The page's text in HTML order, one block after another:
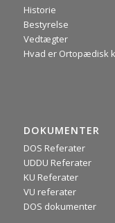
Historie
Bestyrelse
Vedtægter
Hvad er Ortopædisk
DOKUMENTER
DOS Referater
UDDU Referater
KU Referater
VU referater
DOS dokumenter